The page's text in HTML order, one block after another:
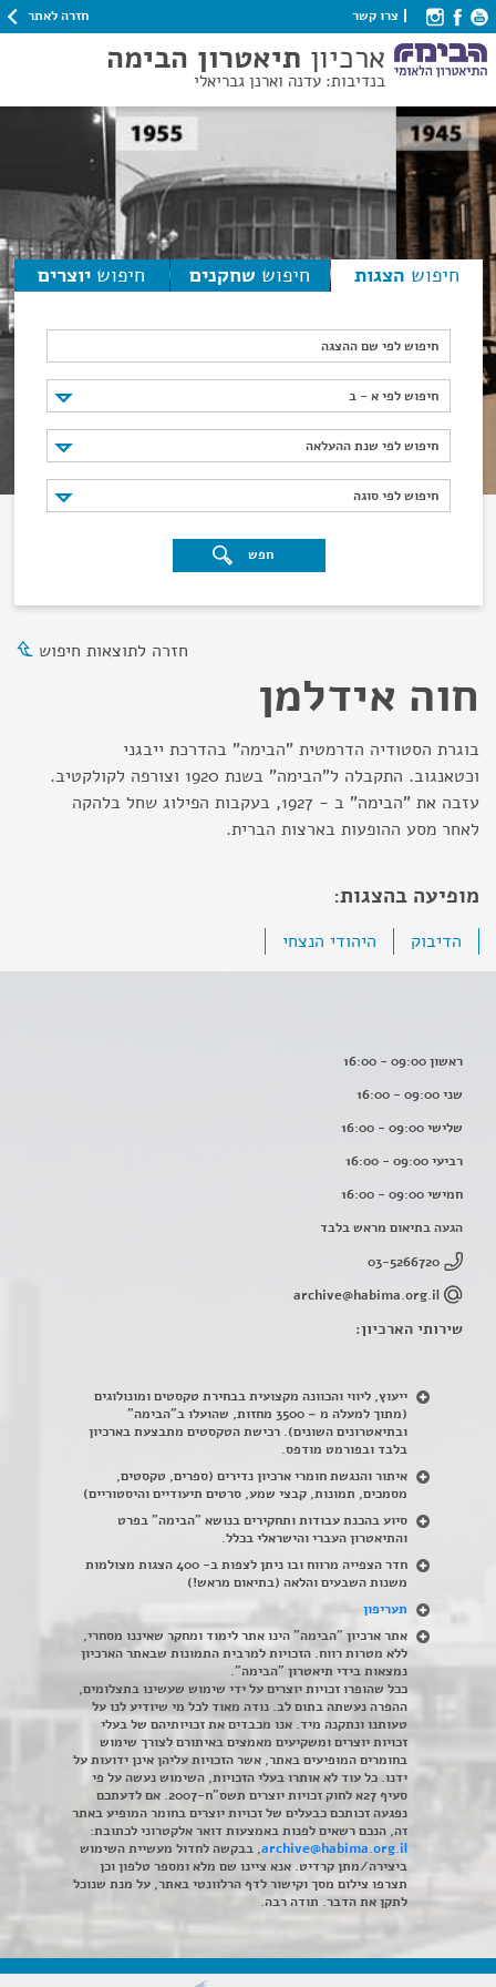
צרו קשר חזרה לאתר
ארכיון תיאטרון הבימה
בנדיבות: עדנה וארנן גבריאלי
חיפוש הצגות חיפוש שחקנים חיפוש יוצרים
חיפוש לפי שם ההצגה
חיפוש לפי א - ב
חיפוש לפי א - ב
חיפוש לפי שנת ההעלאה
חיפוש לפי שנת ההעלאה
חיפוש לפי סוגה
חיפוש לפי סוגה
חפש
חזרה לתוצאות חיפוש
חוה אידלמן
בוגרת הסטודיה הדרמטית "הבימה" בהדרכת ייבגני
וכטאנגוב. התקבלה ל"הבימה" בשנת 1920 וצורפה לקולקטיב.
עזבה את "הבימה" ב - 1927, בעקבות הפילוג שחל בלהקה
לאחר מסע ההופעות בארצות הברית.
מופיעה בהצגות:
הדיבוק היהודי הנצחי
ראשון 09:00 - 16:00
שני 09:00 - 16:00
שלישי 09:00 - 16:00
רביעי 09:00 - 16:00
חמישי 09:00 - 16:00
הגעה בתיאום מראש בלבד
03-5266720
archive@habima.org.il
שירותי הארכיון:
ייעוץ, ליווי והכוונה מקצועית בבחירת טקסטים ומונולוגים
(מתוך למעלה מ – 3500 מחזות, שהועלו ב"הבימה"
ובתיאטרונים השונים). רכישת הטקסטים מתבצעת בארכיון
בלבד ובפורמט מודפס.
איתור והנגשת חומרי ארכיון נדירים (ספרים, טקסטים,
מסמכים, תמונות, קבצי שמע, סרטים תיעודיים והיסטוריים)
סיוע בהכנת עבודות ותחקירים בנושא "הבימה" בפרט
והתיאטרון העברי והישראלי בכלל.
חדר הצפייה מרווח ובו ניתן לצפות ב- 400 הצגות מצולמות
משנות השבעים והלאה (בתיאום מראש!)
תעריפון
אתר ארכיון "הבימה" הינו אתר לימוד ומחקר שאיננו מסחרי,
ללא מטרות רווח. הזכויות למרבית התמונות שבאתר הארכיון
נמצאות בידי תיאטרון "הבימה".
ככל שהופרו זכויות יוצרים על ידי שימוש שעשינו בתצלומים,
ההפרה נעשתה בתום לב. נודה מאוד לכל מי שיודיע לנו על
טעותנו ונתקנה מיד. אנו מכבדים את זכויותיהם של בעלי
זכויות יוצרים ומשקיעים מאמצים באיתורם לצורך שימוש
בחומרים המופיעים באתר, אשר הזכויות עליהן אינן ידועות על
ידנו. כל עוד לא אותרו בעלי הזכויות, השימוש נעשה על פי
סעיף 27א לחוק זכויות יוצרים תשס"ח-2007. אם לדעתכם
נפגעה זכותכם כבעלים של זכויות יוצרים בחומר המופיע באתר
זה, הנכם רשאים לפנות באמצעות דואר אלקטרוני לכתובת:
archive@habima.org.il, בבקשה לחדול מעשיית השימוש
ביצירה/מתן קרדיט. אנא ציינו שם מלא ומספר טלפון וכן
תצרפו צילום מסך וקישור לדף הרלוונטי באתר, על מנת שנוכל
לתקן את הדבר. תודה רבה.